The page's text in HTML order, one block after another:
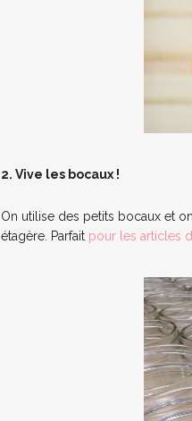
2. Vive les bocaux !
On utilise des petits bocaux et
étagère. Parfait pour les articles